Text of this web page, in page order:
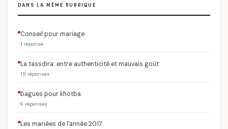
DANS LA MÊME RUBRIQUE
Conseil pour mariage
1 réponse
La tassdira: entre authenticité et mauvais goût
18 réponses
bagues pour khotba
6 réponses
Les mariées de l'année 2017